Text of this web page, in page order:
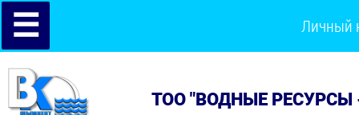
☰ Личный
ТОО "ВОДНЫЕ РЕСУРСЫ